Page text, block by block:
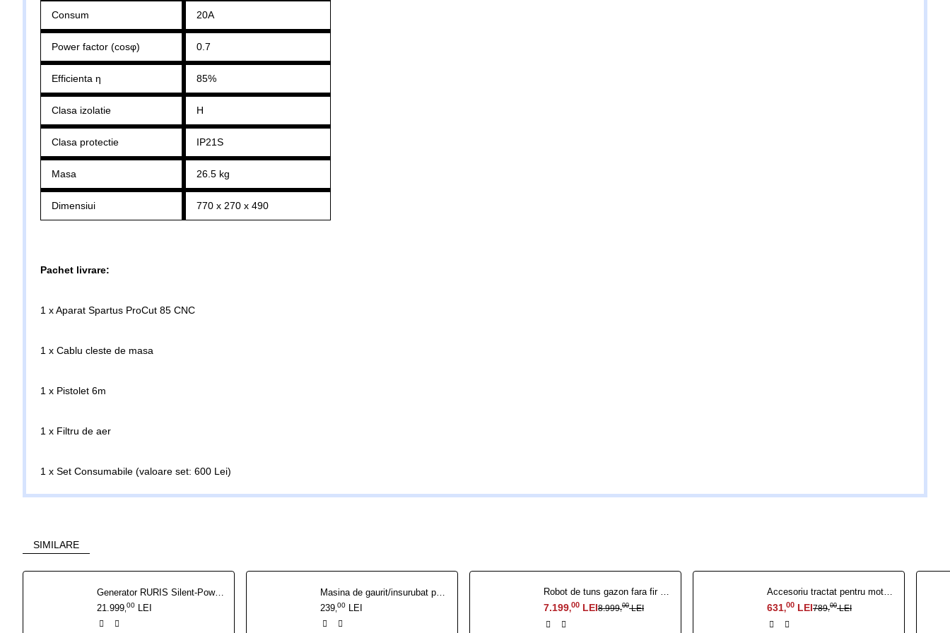
Consum 20A
Power factor (cosφ) 0.7
Efficienta η 85%
Clasa izolatie H
Clasa protectie IP21S
Masa 26.5 kg
Dimensiui 770 x 270 x 490
Pachet livrare:
1 x Aparat Spartus ProCut 85 CNC
1 x Cablu cleste de masa
1 x Pistolet 6m
1 x Filtru de aer
1 x Set Consumabile (valoare set: 600 Lei)
SIMILARE
Generator RURIS Silent-Power DG15KVA 27 CP - 13 kW insonorizat, pornire electrica cu ATS inclus
21.999 00 LEI
239 00 LEI
Robot de tuns gazon fara fir perimetral RURIS Sentinel 1500
7.199,00 LEI8.999,00LEI
Accesoriu tractat pentru motosapa navigator 88
631,00 LEI789,00LEI